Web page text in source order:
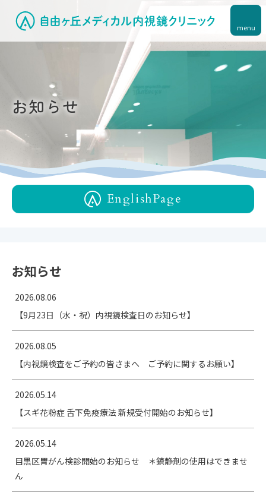
お知らせ
EnglishPage
お知らせ
2026.08.06
【9月23日（水・祝）内視鏡検査日のお知らせ】
2026.08.05
【内視鏡検査をご予約の皆さまへ ご予約に関するお願い】
2026.05.14
【スギ花粉症 舌下免疫療法 新規受付開始のお知らせ】
2026.05.14
目黒区胃がん検診開始のお知らせ ＊鎮静剤の使用はできませ
ん
menu